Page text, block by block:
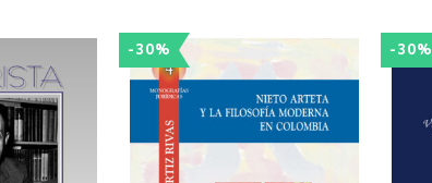
-30% -30%